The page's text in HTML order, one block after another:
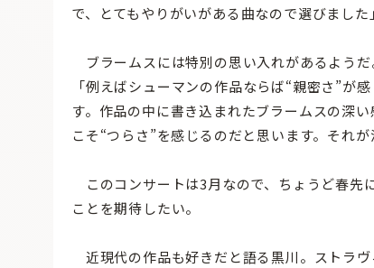
で、とてもやりがいがある曲なので選びました」
ブラームスには特別の思い入れがあるようだ
「例えばシューマンの作品ならば“親密さ”が
す。作品の中に書き込まれたブラームスの深
こそ“つらさ”を感じるのだと思います。それ
このコンサートは3月なので、ちょうど春
ことを期待したい。
近現代の作品も好きだと語る黒川。ストラ